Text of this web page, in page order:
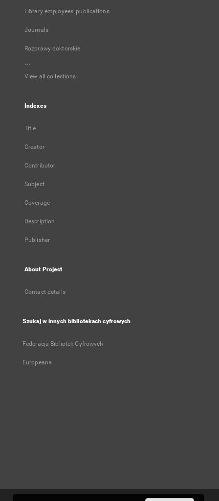
Library employees' publications
Journals
Rozprawy doktorskie
...
View all collections
Indexes
Title
Creator
Contributor
Subject
Coverage
Description
Publisher
About Project
Contact details
Szukaj w innych bibliotekach cyfrowych
Federacja Bibliotek Cyfrowych
Europeana